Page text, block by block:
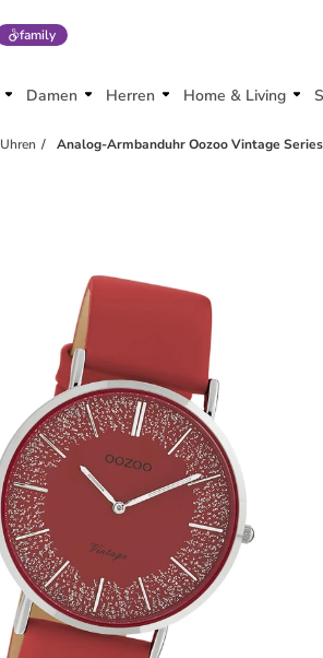
family
Damen Herren Home & Living
Uhren Analog-Armbanduhr Oozoo Vintage